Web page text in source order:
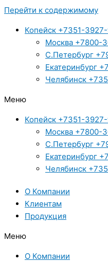
Перейти к содержимому
Копейск +7351-
Москва +7800-
С.Петербург
Екатеринбург
Челябинск
Меню
Копейск +7351-
Москва +7800-
С.Петербург
Екатеринбург
Челябинск
О Компании
Клиентам
Продукция
Меню
О Компании